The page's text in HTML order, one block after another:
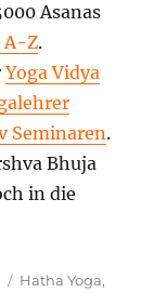
Asanas
A-Z.
Yoga Vidya
Seminaren.
Bhuja
in die
Kategorien
Hatha Yoga,